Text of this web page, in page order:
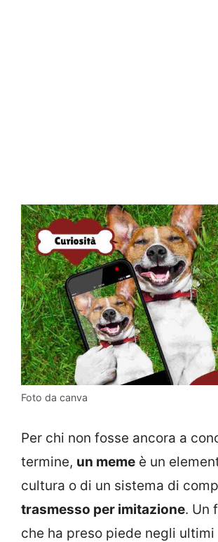
Foto da canva
Per chi non fosse ancora a
termine, un meme è un e
cultura o di un sistema di
trasmesso per imitazione. Un
che ha preso piede negli ultimi